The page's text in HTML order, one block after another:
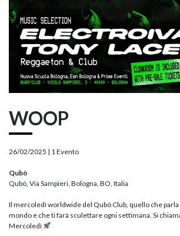
WOOP
26/02/2025 | 1 Evento
Qubò
Qubò, Via Sampieri, Bologna, BO, Italia
Il mercoledì worldwide del Qubò Club, quello che
mondo e che ti farà sculettare ogni settimana. Si
Mercoledì